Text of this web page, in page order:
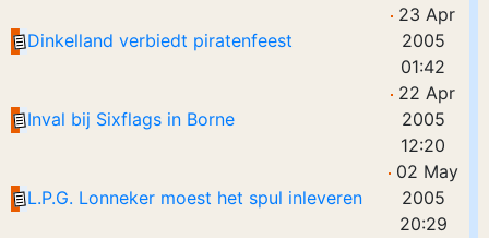
Dinkelland verbiedt piratenfeest
23 Apr
2005
01:42
Inval bij Sixflags in Borne
22 Apr
2005
12:20
L.P.G. Lonneker moest het spul inleveren
02 May
2005
20:29